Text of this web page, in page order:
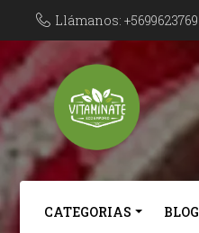
Llámanos: +5699623769
CATEGORIAS BLOG